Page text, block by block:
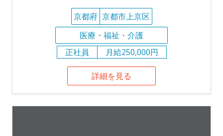
京都府 京都市上京区
医療・福祉・介護
正社員
月給250,000円
詳細を見る